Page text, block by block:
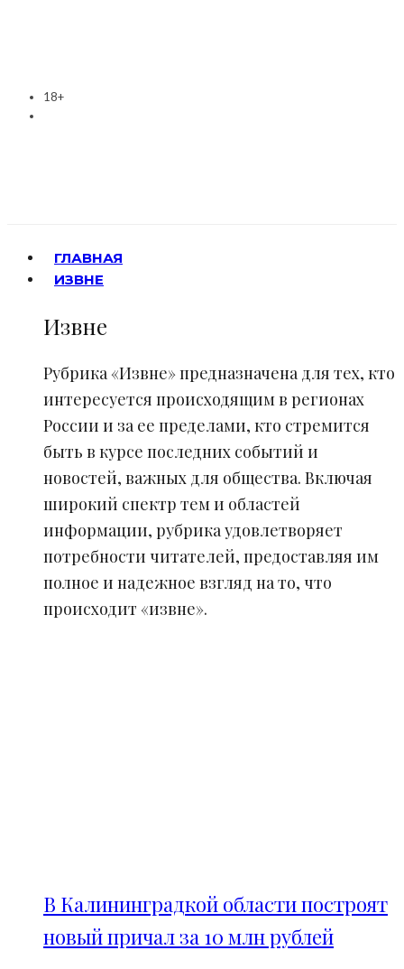
18+
ГЛАВНАЯ
ИЗВНЕ
Извне
Рубрика «Извне» предназначена для тех, кто
интересуется происходящим в регионах
России и за ее пределами, кто стремится
быть в курсе последних событий и
новостей, важных для общества. Включая
широкий спектр тем и областей
информации, рубрика удовлетворяет
потребности читателей, предоставляя им
полное и надежное взгляд на то, что
происходит «извне».
В Калининградкой области построят
новый причал за 10 млн рублей